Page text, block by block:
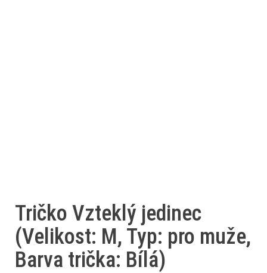
Tričko Vzteklý jedinec
(Velikost: M, Typ: pro muže,
Barva trička: Bílá)